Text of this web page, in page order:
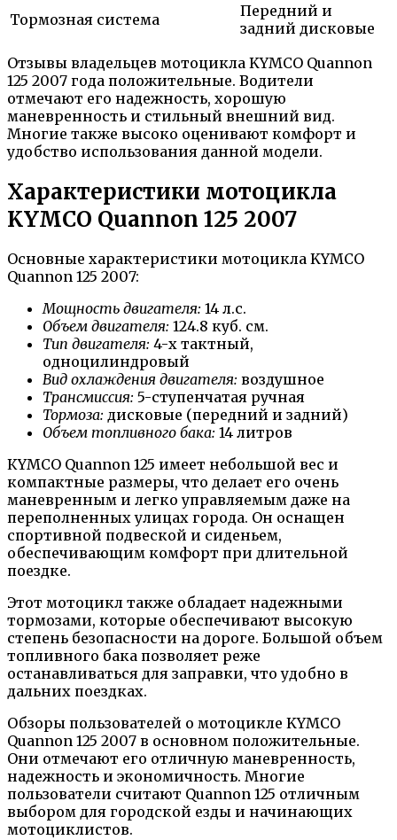
Тормозная система
Передний и
задний дисковые
Отзывы владельцев мотоцикла KYMCO Quannon
125 2007 года положительные. Водители
отмечают его надежность, хорошую
маневренность и стильный внешний вид.
Многие также высоко оценивают комфорт и
удобство использования данной модели.
Характеристики мотоцикла
KYMCO Quannon 125 2007
Основные характеристики мотоцикла KYMCO
Quannon 125 2007:
Мощность двигателя: 14 л.с.
Объем двигателя: 124.8 куб. см.
Тип двигателя: 4-х тактный,
одноцилиндровый
Вид охлаждения двигателя: воздушное
Трансмиссия: 5-ступенчатая ручная
Тормоза: дисковые (передний и задний)
Объем топливного бака: 14 литров
КYMCO Quannon 125 имеет небольшой вес и
компактные размеры, что делает его очень
маневренным и легко управляемым даже на
переполненных улицах города. Он оснащен
спортивной подвеской и сиденьем,
обеспечивающим комфорт при длительной
поездке.
Этот мотоцикл также обладает надежными
тормозами, которые обеспечивают высокую
степень безопасности на дороге. Большой объем
топливного бака позволяет реже
останавливаться для заправки, что удобно в
дальних поездках.
Обзоры пользователей о мотоцикле KYMCO
Quannon 125 2007 в основном положительные.
Они отмечают его отличную маневренность,
надежность и экономичность. Многие
пользователи считают Quannon 125 отличным
выбором для городской езды и начинающих
мотоциклистов.